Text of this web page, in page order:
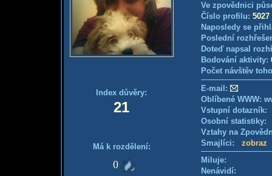
Index důvěry:
21
Má k rozdělení:
0
Ve zpovědnici
Číslo profilu: 5027
Naposledy se
Poslední
Doteď napsal
Bodování aktivity:
Počet návštěv
E-mail:
Oblíbené WWW:
Vstupní
Osobní
Vztahy na
Smajlíci: zobraz
Miluje:
Nenávidí: